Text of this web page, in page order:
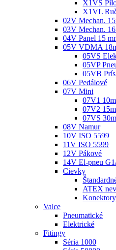
X1VS
X1VL
02V Mechan.
03V Mechan.
04V Panel 15
05V VDMA
05VS
05VP
05VB
06V Pedálové
07V Mini
07V1
07V2
07VS
08V Namur
10V ISO 5599
11V ISO 5599
12V Pákové
14V El-pneu
Cievky
ATEX
Konektory
Valce
Pneumatické
Elektrické
Fitingy
Séria 1000